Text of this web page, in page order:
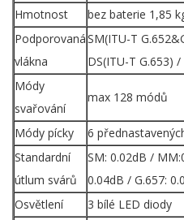
Hmotnost
bez baterie 1,85
Podporovaná
vlákna
SM(ITU-T
DS(ITU-T G.653)
Módy
svařování
max 128 módů
Módy pícky
6
Standardní
útlum svárů
SM: 0.02dB /
0.04dB / G.657:
Osvětlení
3 bílé LED diody